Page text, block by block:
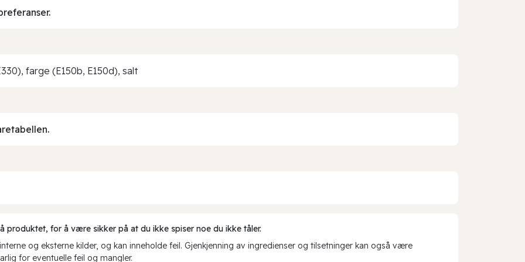
farge (E150b, E150d), salt
produktet, for å være sikker på at du ikke spiser noe du ikke tåler.
og eksterne kilder, og kan inneholde feil. Gjenkjenning av ingredienser og tilsetninger kan også være
for eventuelle feil og mangler.